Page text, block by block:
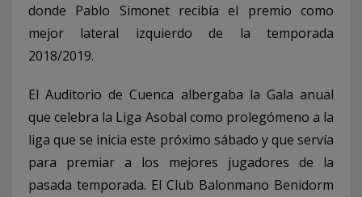
donde Pablo Simonet recibía el premio como
mejor lateral izquierdo de la temporada
2018/2019.
El Auditorio de Cuenca albergaba la Gala anual
que celebra la Liga Asobal como prolegómeno a la
liga que se inicia este próximo sábado y que servía
para premiar a los mejores jugadores de la
pasada temporada. El Club Balonmano Benidorm